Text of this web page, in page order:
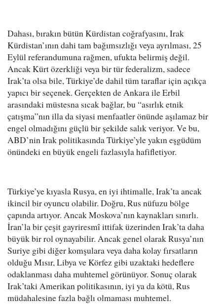
Dahası, bırakın bütün Kürdistan coğrafyasını, Irak
Kürdistan’ının dahi tam bağımsızlığı veya ayrılması, 25
Eylül referandumuna rağmen, ufukta belirmiş değil.
Ancak Kürt özerkliği veya bir tür federalizm, sadece
Irak’ta olsa bile, Türkiye’de dahil tüm taraflar için açıkça
yapıcı bir seçenek. Gerçekten de Ankara ile Erbil
arasındaki müstesna sıcak bağlar, bu “asırlık etnik
çatışma”nın illa da siyasi menfaatler önünde aşılamaz bir
engel olmadığını güçlü bir şekilde salık veriyor. Ve bu,
ABD’nin Irak politikasında Türkiye’yle yakın eşgüdüm
önündeki en büyük engeli fazlasıyla hafifletiyor.
Türkiye’ye kıyasla Rusya, en iyi ihtimalle, Irak’ta ancak
ikincil bir oyuncu olabilir. Doğru, Rus nüfuzu bölge
çapında artıyor. Ancak Moskova’nın kaynakları sınırlı.
İran’la bir çeşit gayriresmî ittifak üzerinden Irak’ta daha
büyük bir rol oynayabilir. Ancak genel olarak Rusya’nın
Suriye gibi diğer komşulara veya daha kolay fırsatların
olduğu Mısır, Libya ve Körfez gibi uzaktaki hedeflere
odaklanması daha muhtemel görünüyor. Sonuç olarak
Irak’taki Amerikan politikasının, iyi ya da kötü, Rus
müdahalesine fazla bağlı olmaması muhtemel.